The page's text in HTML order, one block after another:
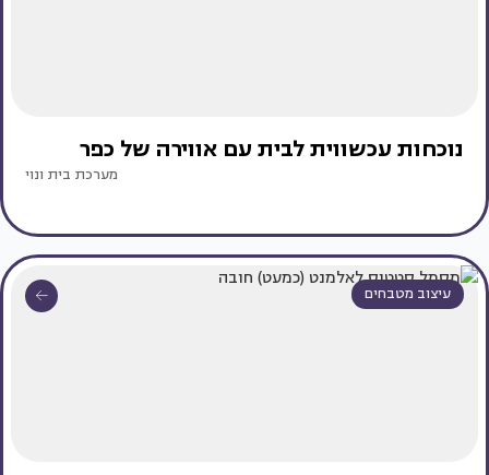
נוכחות עכשווית לבית עם אווירה של כפר
מערכת בית ונוי
עיצוב מטבחים